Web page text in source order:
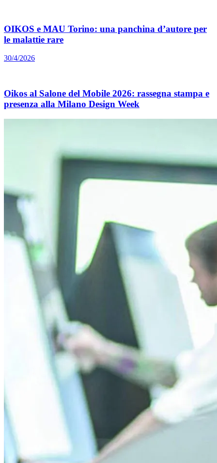
OIKOS e MAU Torino: una panchina d’autore per
le malattie rare
30/4/2026
Oikos al Salone del Mobile 2026: rassegna stampa e
presenza alla Milano Design Week